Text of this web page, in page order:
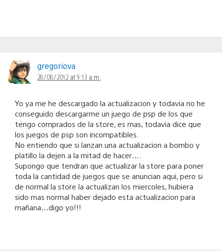
gregoriova
28/08/2012 at 9:13 a.m.
Yo ya me he descargado la actualizacion y todavia no he
conseguido descargarme un juego de psp de los que
tengo comprados de la store, es mas, todavia dice que
los juegos de psp son incompatibles.
No entiendo que si lanzan una actualizacion a bombo y
platillo la dejen a la mitad de hacer….
Supongo que tendran que actualizar la store para poner
toda la cantidad de juegos que se anuncian aqui, pero si
de normal la store la actualizan los miercoles, hubiera
sido mas normal haber dejado esta actualizacion para
mañana…digo yo!!!